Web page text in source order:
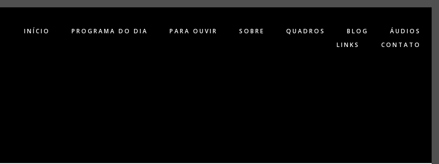
INÍCIO PROGRAMA DO DIA PARA OUVIR SOBRE QUADROS BLOG
ÁUDIOS
LINKS
CONTATO